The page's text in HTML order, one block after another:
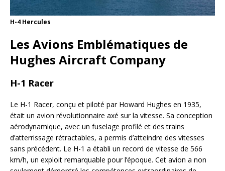
H-4 Hercules
Les Avions Emblématiques de
Hughes Aircraft Company
H-1 Racer
Le H-1 Racer, conçu et piloté par Howard Hughes en 1935,
était un avion révolutionnaire axé sur la vitesse. Sa conception
aérodynamique, avec un fuselage profilé et des trains
d’atterrissage rétractables, a permis d’atteindre des vitesses
sans précédent. Le H-1 a établi un record de vitesse de 566
km/h, un exploit remarquable pour l’époque. Cet avion a non